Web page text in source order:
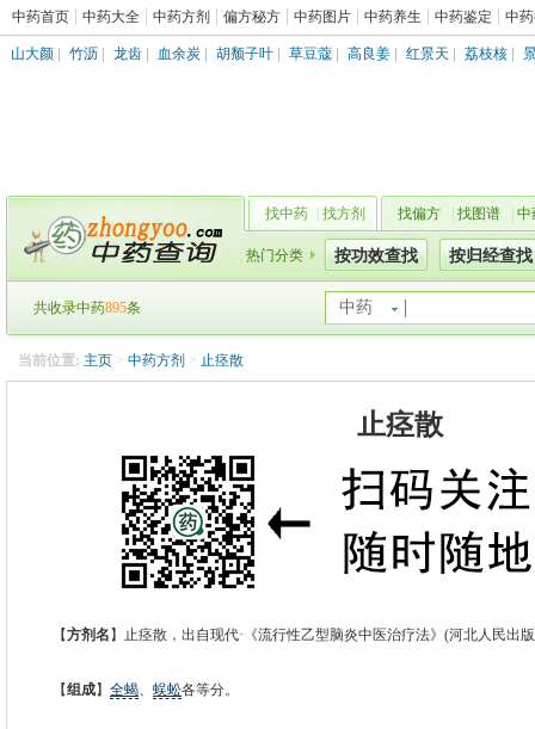
中药首页 中药大全 中药方剂 偏方秘方 中药图片 中药养生 中药鉴定 中
山大颜 竹沥 龙齿 血余炭 胡颓子叶 草豆蔻 高良姜 红景天 荔枝核
找中药 找方剂 找偏方 找图谱 中
热门分类 按功效查找 按归经查找
共收录中药895条 中药
当前位置: 主页 > 中药方剂 > 止痉散
止痉散
【方剂名 】止痉散，出自现代·《流行性乙型脑炎中医治疗法》(河北人民出
【组成】 全蝎、 蜈蚣各等分。